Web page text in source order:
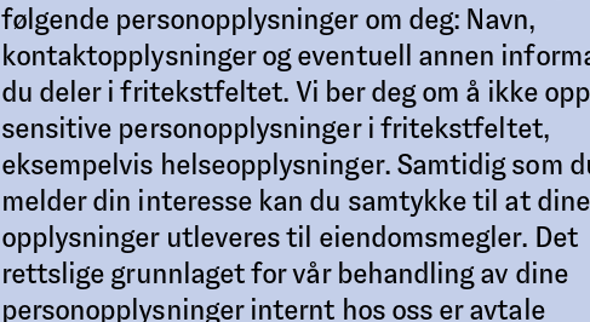
følgende personopplysninger om deg: Navn,
kontaktopplysninger og eventuell annen
du deler i fritekstfeltet. Vi ber deg om å ikke
sensitive personopplysninger i fritekstfeltet,
eksempelvis helseopplysninger. Samtidig som
melder din interesse kan du samtykke til at dine
opplysninger utleveres til eiendomsmegler. Det
rettslige grunnlaget for vår behandling av dine
personopplysninger internt hos oss er avtale